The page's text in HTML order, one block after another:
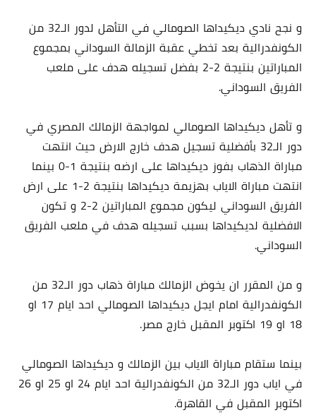
و نجح نادي ديكيداها الصومالي في التأهل لدور الـ32 من
الكونفدرالية بعد تخطي عقبة الزمالة السوداني بمجموع
المباراتين بنتيجة 2-2 بفضل تسجيله هدف على ملعب
الفريق السوداني.
و تأهل ديكيداها الصومالي لمواجهة الزمالك المصري في
دور الـ32 بأفضلية تسجيل هدف خارج الارض حيث انتهت
مباراة الذهاب بفوز ديكيداها على ارضه بنتيجة 1-0 بينما
انتهت مباراة الاياب بهزيمة ديكيداها بنتيجة 2-1 على ارض
الفريق السوداني ليكون مجموع المباراتين 2-2 و تكون
الافضلية لديكيداها بسبب تسجيله هدف في ملعب الفريق
السوداني.
و من المقرر ان يخوض الزمالك مباراة ذهاب دور الـ32 من
الكونفدرالية امام ايجل ديكيداها الصومالي احد ايام 17 او
18 او 19 اكتوبر المقبل خارج مصر.
بينما ستقام مباراة الاياب بين الزمالك و ديكيداها الصومالي
في اياب دور الـ32 من الكونفدرالية احد ايام 24 او 25 او 26
اكتوبر المقبل في القاهرة.